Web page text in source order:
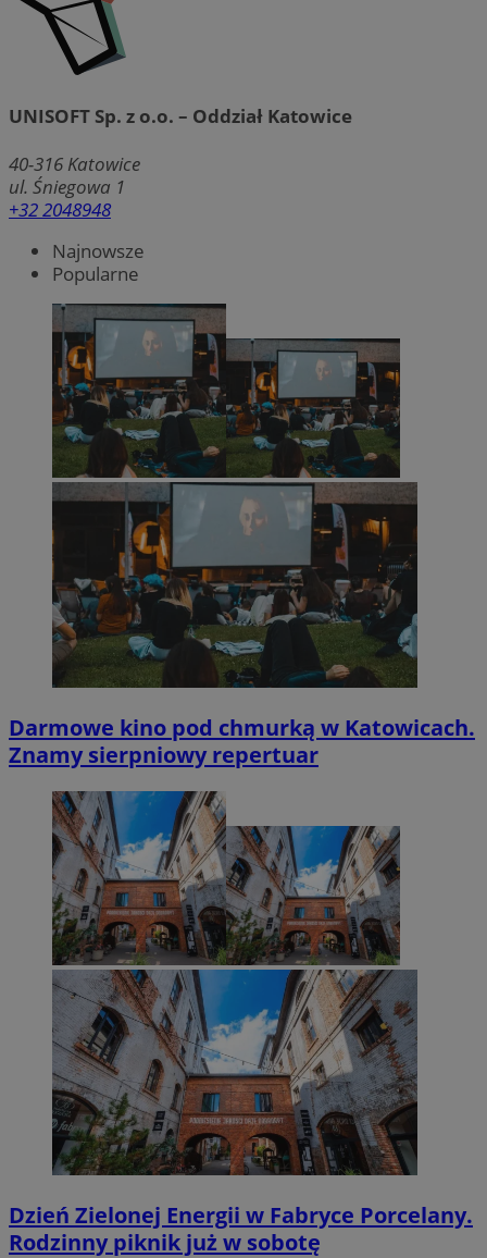
UNISOFT Sp. z o.o. – Oddział Katowice
40-316 Katowice
ul. Śniegowa 1
+32 2048948
Najnowsze
Popularne
Darmowe kino pod chmurką w Katowicach.
Znamy sierpniowy repertuar
Dzień Zielonej Energii w Fabryce Porcelany.
Rodzinny piknik już w sobotę